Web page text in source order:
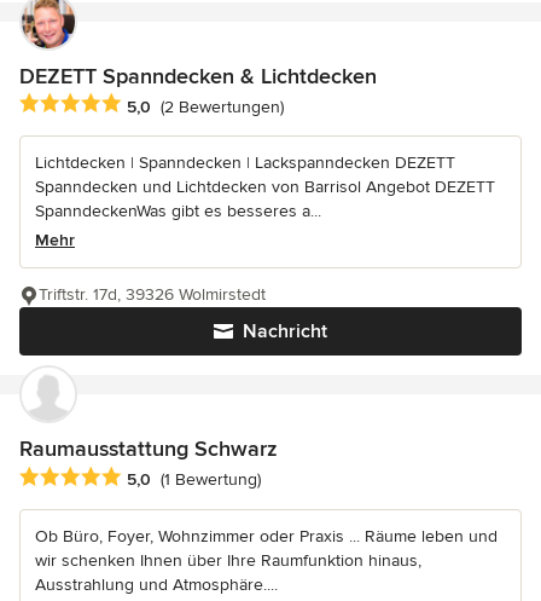
DEZETT Spanndecken & Lichtdecken
Durchschnittliche Bewertung: 5 von 5 Sternen
5,0 (2 Bewertungen)
Lichtdecken | Spanndecken | Lackspanndecken DEZETT
Spanndecken und Lichtdecken von Barrisol Angebot DEZETT
SpanndeckenWas gibt es besseres a...
Mehr
Nachricht
Triftstr. 17d, 39326 Wolmirstedt
Raumausstattung Schwarz
Durchschnittliche Bewertung: 5 von 5 Sternen
5,0 (1 Bewertung)
Ob Büro, Foyer, Wohnzimmer oder Praxis ... Räume leben und
wir schenken Ihnen über Ihre Raumfunktion hinaus,
Ausstrahlung und Atmosphäre....